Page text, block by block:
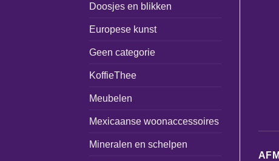
Doosjes en blikken
Europese kunst
Geen categorie
KoffieThee
Meubelen
Mexicaanse woonaccessoires
Mineralen en schelpen